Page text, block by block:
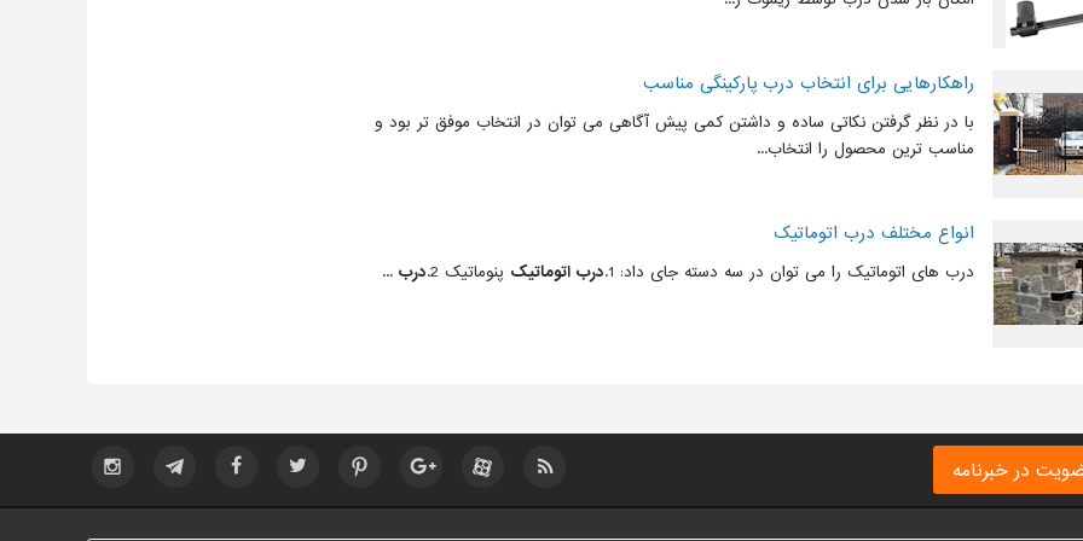
راهکارهایی برای انتخاب درب پارکینگی مناسب
با در نظر گرفتن نکاتی ساده و داشتن کمی پیش آگاهی می توان در انتخاب موفق تر بود و
مناسب ترین محصول را انتخاب...
انواع مختلف درب اتوماتیک
درب های اتوماتیک را می توان در سه دسته جای داد: 1. درب اتوماتیک پنوماتیک 2. درب ...
در خبرنامه